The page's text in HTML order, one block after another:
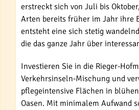
erstreckt sich von Juli bis
Arten bereits früher im Jahr ihre
entsteht eine sich stetig
die das ganze Jahr über
Investieren Sie in die Rieger-
Verkehrsinseln-Mischung und
pflegeintensive Flächen in
Oasen. Mit minimalem Aufwand